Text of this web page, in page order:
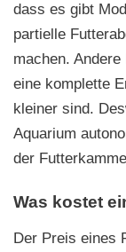
dass es gibt
partielle
machen.
eine komplette
kleiner sind.
Aquarium
der
Was kostet
Der Preis eines